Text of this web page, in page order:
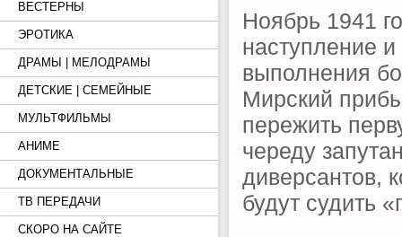
ВЕСТЕРНЫ
ЭРОТИКА
ДРАМЫ | МЕЛОДРАМЫ
ДЕТСКИЕ | СЕМЕЙНЫЕ
МУЛЬТФИЛЬМЫ
АНИМЕ
ДОКУМЕНТАЛЬНЫЕ
ТВ ПЕРЕДАЧИ
СКОРО НА САЙТЕ
Ноябрь 1941
наступление
выполнения
Мирский
пережить
череду
диверсантов,
будут судить